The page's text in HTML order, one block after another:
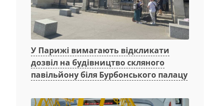
У Парижі вимагають відкликати
дозвіл на будівництво скляного
павільйону біля Бурбонського палацу